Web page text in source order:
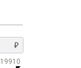
19910